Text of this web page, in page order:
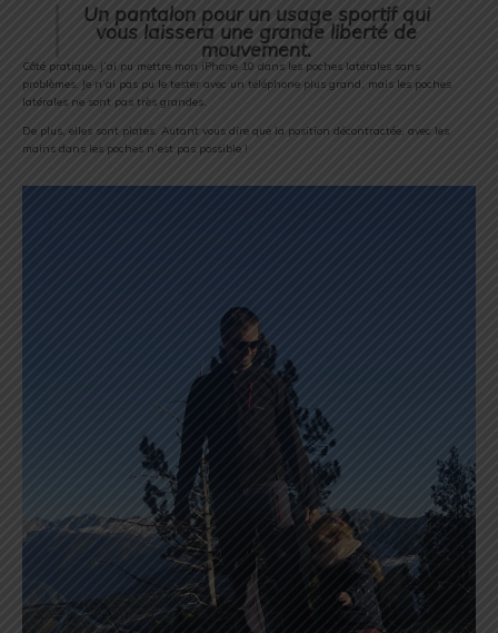
Un pantalon pour un usage sportif qui
vous laissera une grande liberté de
mouvement.
Côté pratique, j’ai pu mettre mon iPhone 10 dans les poches latérales sans
problèmes. Je n’ai pas pu le tester avec un téléphone plus grand, mais les poches
latérales ne sont pas très grandes.
De plus, elles sont plates. Autant vous dire que la position décontractée, avec les
mains dans les poches n’est pas possible !